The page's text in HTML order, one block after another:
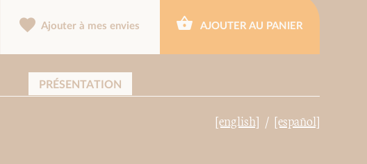
Ajouter à mes envies AJOUTER AU PANIER
PRÉSENTATION
[english] [español]